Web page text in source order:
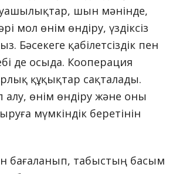
шын мәнінде,
мол өнім өндіру, үздіксіз
Бәсекеге қабілетсіздік пен
де осыда. Кооперация
құқықтар сақталады.
өнім өндіру және оны
мүмкіндік беретінін
бағаланып, табыстың басым